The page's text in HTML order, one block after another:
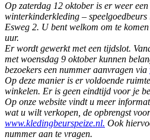
Op zaterdag 12 oktober is er weer een
winterkinderkleding –
Esweg 2. U bent welkom om te
uur.
Er wordt gewerkt met een tijdslot.
met woensdag 9 oktober kunnen
bezoekers een nummer aanvragen via
Op deze manier is er voldoende
winkelen. Er is geen eindtijd voor je
Op onze website vindt u meer
wat u wilt verkopen, de opbrengst
www.kledingbeurspeize.nl. Ook
nummer aan te vragen.